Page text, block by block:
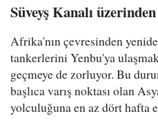
Süveyş Kanalı
Afrika'nın çevresinden
tankerlerini Yenbu'ya
geçmeye de zorluyor. Bu
başlıca varış noktası olan
yolculuğuna en az dört hafta